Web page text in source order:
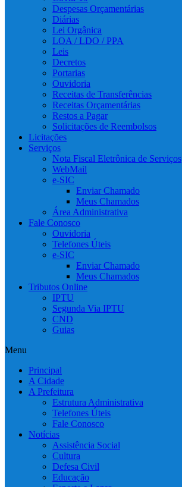
Despesas Orçamentárias
Diárias
Lei Orgânica
LOA / LDO / PPA
Leis
Decretos
Portarias
Ouvidoria
Receitas de Transferências
Receitas Orçamentárias
Restos a Pagar
Solicitações de Reembolsos
Licitações
Serviços
Nota Fiscal Eletrônica de Serviços
WebMail
e-SIC
Enviar Chamado
Meus Chamados
Área Administrativa
Fale Conosco
Ouvidoria
Telefones Úteis
e-SIC
Enviar Chamado
Meus Chamados
Tributos Online
IPTU
Segunda Via IPTU
CND
Guias
Menu
Principal
A Cidade
A Prefeitura
Estrutura Administrativa
Telefones Úteis
Fale Conosco
Notícias
Assistência Social
Cultura
Defesa Civil
Educação